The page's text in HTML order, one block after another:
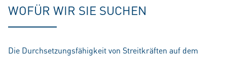
WOFÜR WIR SIE SUCHEN
Die Durchsetzungsfähigkeit von Streitkräften auf dem